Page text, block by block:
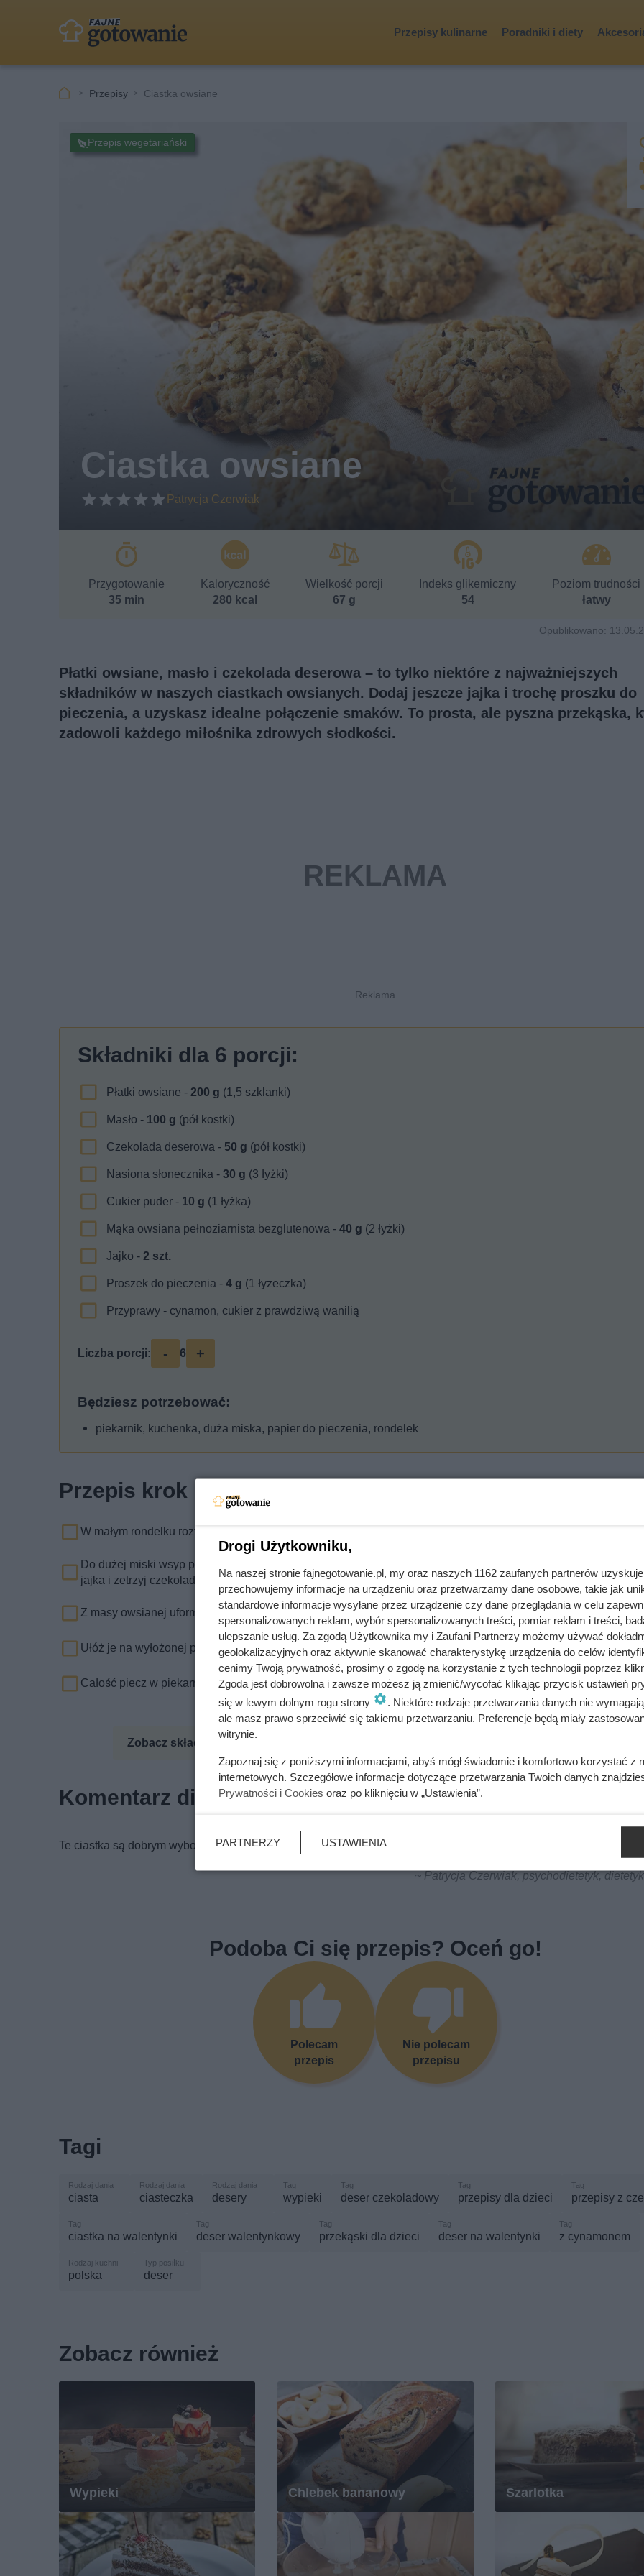
Przepisy kulinarne Poradniki i diety
Przepisy Ciastka owsiane
Ciastka owsiane
Patrycja Czerwiak
Przepis wegetariański
Przygotowanie
35 min
Kaloryczność
280 kcal
Wielkość porcji
67 g
Indeks glikemiczny
54
Poziom trudności
łatwy
Opublikowano:
Płatki owsiane, masło i czekolada deserowa – to tylko niektóre z najważniejszych
składników w naszych ciastkach owsianych. Dodaj jeszcze jajka i trochę proszku do
pieczenia, a uzyskasz idealne połączenie smaków. To prosta, ale pyszna przekąska,
zadowoli każdego miłośnika zdrowych słodkości.
Składniki dla 6 porcji:
Płatki owsiane - 200 g (1,5 szklanki)
Masło - 100 g (pół kostki)
Czekolada deserowa - 50 g (pół kostki)
Nasiona słonecznika - 30 g (3 łyżki)
Cukier puder - 10 g (1 łyżka)
Mąka owsiana pełnoziarnista bezglutenowa - 40 g (2 łyżki)
Jajko - 2 szt.
Proszek do pieczenia - 4 g (1 łyzeczka)
Przyprawy - cynamon, cukier z prawdziwą wanilią
Liczba porcji: - 6 +
Będziesz potrzebować:
piekarnik, kuchenka, duża miska, papier do pieczenia, rondelek
Przepis krok po kroku
W małym rondelku roztop masło.
Do dużej miski wsyp płatki owsiane, mąkę, nasiona słonecznika, cukier puder i waniliowy i proszek do
jajka i zetrzyj czekoladę. Dodaj rozpuszczone masło i dobrze wymieszaj rękami.
Z masy owsianej uformuj małe, spłaszczone ciasteczka.
Ułóż je na wyłożonej papierem do pieczenia blaszce piekarnika.
Całość piecz w piekarniku nagrzanym do 180 stopni przez 20 minut.
Zobacz składniki odżywcze
Komentarz dietetyka
Te ciastka są dobrym wyborem, mają sporo błonnika, są sycące i nie mają dużego dodatku cukru.
~ Patrycja Czerwiak, psychodietetyk,
Podoba Ci się przepis? Oceń go!
Polecam
przepis
Nie polecam
przepisu
Tagi
ciasta ciasteczka desery wypieki deser czekoladowy przepisy dla dzieci przepisy z
ciastka na walentynki deser walentynkowy przekąski dla dzieci deser na walentynki z cynamonem
polska deser
Zobacz również
Wypieki Chlebek bananowy Szarlotka
Drogi Użytkowniku,
Na naszej stronie fajnegotowanie.pl, my oraz naszych 1162 zaufanych partnerów
przechowujemy informacje na urządzeniu oraz przetwarzamy dane osobowe, takie jak
standardowe informacje wysyłane przez urządzenie czy dane przeglądania w celu
spersonalizowanych reklam, wybór spersonalizowanych treści, pomiar reklam i treści,
ulepszanie usług. Za zgodą Użytkownika my i Zaufani Partnerzy możemy używać
geolokalizacyjnych oraz aktywnie skanować charakterystykę urządzenia do celów
cenimy Twoją prywatność, prosimy o zgodę na korzystanie z tych technologii poprzez
Zgoda jest dobrowolna i zawsze możesz ją zmienić/wycofać klikając przycisk ustawień
się w lewym dolnym rogu strony
. Niektóre rodzaje przetwarzania danych nie
ale masz prawo sprzeciwić się takiemu przetwarzaniu. Preferencje będą miały
witrynie.
Zapoznaj się z poniższymi informacjami, abyś mógł świadomie i komfortowo korzystać z
internetowych. Szczegółowe informacje dotyczące przetwarzania Twoich danych
Prywatności i Cookies oraz po kliknięciu w „Ustawienia”.
PARTNERZY USTAWIENIA